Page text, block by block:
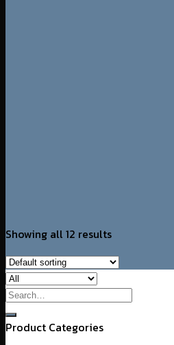
Showing all 12 results
Search
for:
Product Categories